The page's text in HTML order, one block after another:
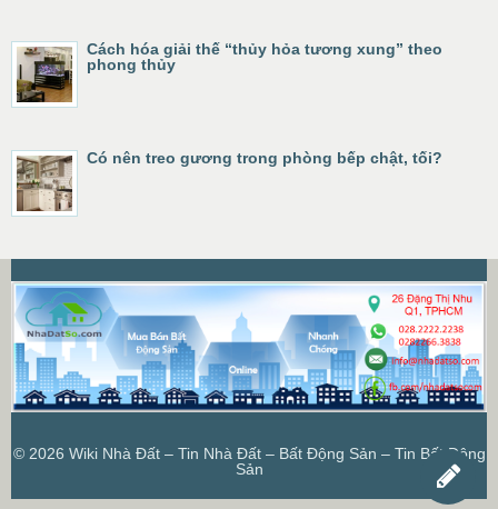
Cách hóa giải thế “thủy hỏa tương xung” theo
phong thủy
Có nên treo gương trong phòng bếp chật, tối?
© 2026 Wiki Nhà Đất – Tin Nhà Đất – Bất Động Sản – Tin Bất Động
Sản